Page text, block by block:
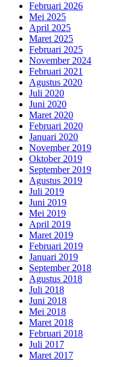
Februari 2026
Mei 2025
April 2025
Maret 2025
Februari 2025
November 2024
Februari 2021
Agustus 2020
Juli 2020
Juni 2020
Maret 2020
Februari 2020
Januari 2020
November 2019
Oktober 2019
September 2019
Agustus 2019
Juli 2019
Juni 2019
Mei 2019
April 2019
Maret 2019
Februari 2019
Januari 2019
September 2018
Agustus 2018
Juli 2018
Juni 2018
Mei 2018
Maret 2018
Februari 2018
Juli 2017
Maret 2017